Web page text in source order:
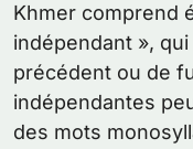
Khmer comprend
indépendant »,
précédent ou de
indépendantes
des mots